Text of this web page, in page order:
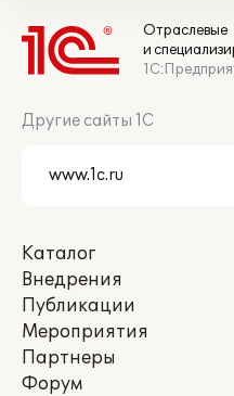
Отраслевые
и
Другие сайты 1С
Каталог
Внедрения
Публикации
Мероприятия
Партнеры
Форум